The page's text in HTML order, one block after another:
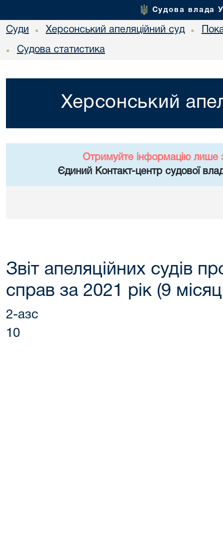
Судова влада
Суди • Херсонський апеляційний суд •
• Судова статистика
Херсонський
Отримуйте інформацію лише
Єдиний Контакт-центр судової
Звіт апеляційних судів
справ за 2021 рік (9
2-азс
10